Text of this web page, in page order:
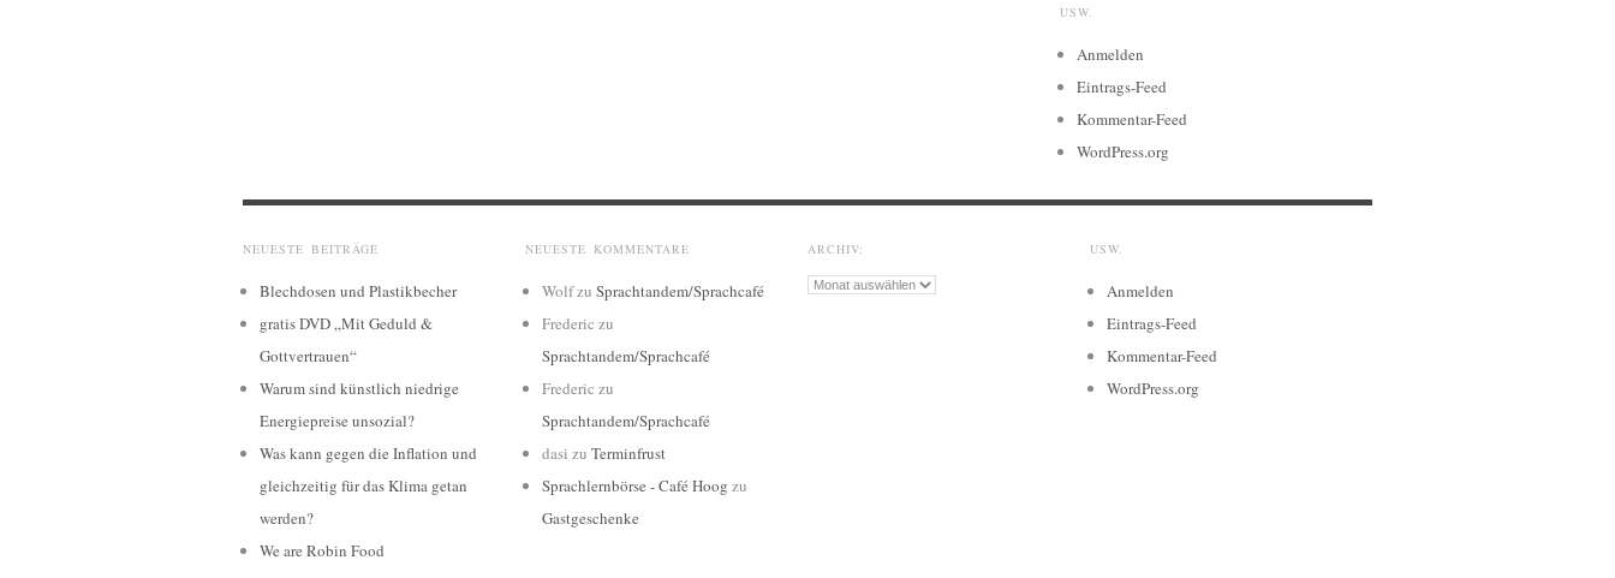
USW.
Anmelden
Eintrags-Feed
Kommentar-Feed
WordPress.org
NEUESTE BEITRÄGE
Blechdosen und Plastikbecher
gratis DVD „Mit Geduld &
Gottvertrauen“
Warum sind künstlich niedrige
Energiepreise unsozial?
Was kann gegen die Inflation und
gleichzeitig für das Klima getan
werden?
We are Robin Food
NEUESTE KOMMENTARE
Wolfzu Sprachtandem/Sprachcafé
Frederic zu
Sprachtandem/Sprachcafé
Frederic zu
Sprachtandem/Sprachcafé
dasi zu Terminfrust
Sprachlernbörse - Café Hoog zu
Gastgeschenke
ARCHIV:
Archiv:
USW.
Anmelden
Eintrags-Feed
Kommentar-Feed
WordPress.org